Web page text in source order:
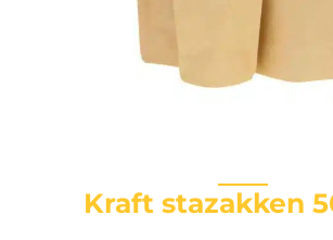
Kraft stazakken